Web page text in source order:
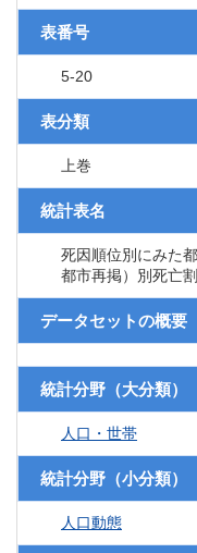
表番号
5-20
表分類
上巻
統計表名
死因順位別にみた
都市再掲）別死亡
データセットの概要
統計分野（大分類）
人口・世帯
統計分野（小分類）
人口動態